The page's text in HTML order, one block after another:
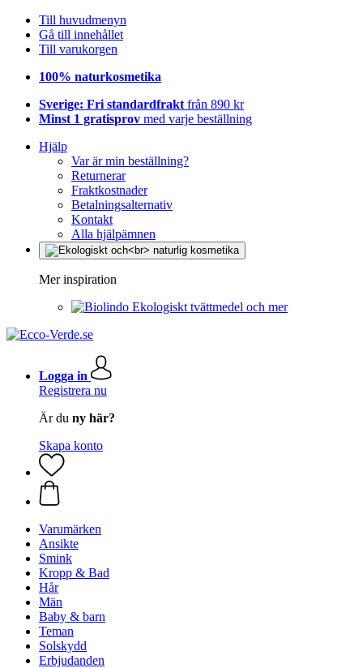
Till huvudmenyn
Gå till innehållet
Till varukorgen
100% naturkosmetika
Sverige: Fri standardfrakt från 890 kr
Minst 1 gratisprov med varje beställning
Hjälp
Var är min beställning?
Returnerar
Fraktkostnader
Betalningsalternativ
Kontakt
Alla hjälpämnen
Mer inspiration
Ekologiskt tvättmedel och mer
Logga in
Registrera nu
Är du ny här?
Skapa konto
Varumärken
Ansikte
Smink
Kropp & Bad
Hår
Män
Baby & barn
Teman
Solskydd
Erbjudanden